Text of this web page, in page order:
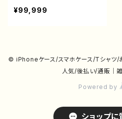
オプション説明（iPoneの
¥99,999
© iPhoneケース/スマホケース/Tシャツ/
人気/後払い/通販｜
Powered by
ショップに